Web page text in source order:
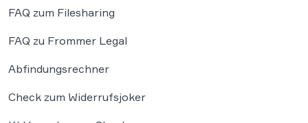
FAQ zum Filesharing
FAQ zu Frommer Legal
Abfindungsrechner
Check zum Widerrufsjoker